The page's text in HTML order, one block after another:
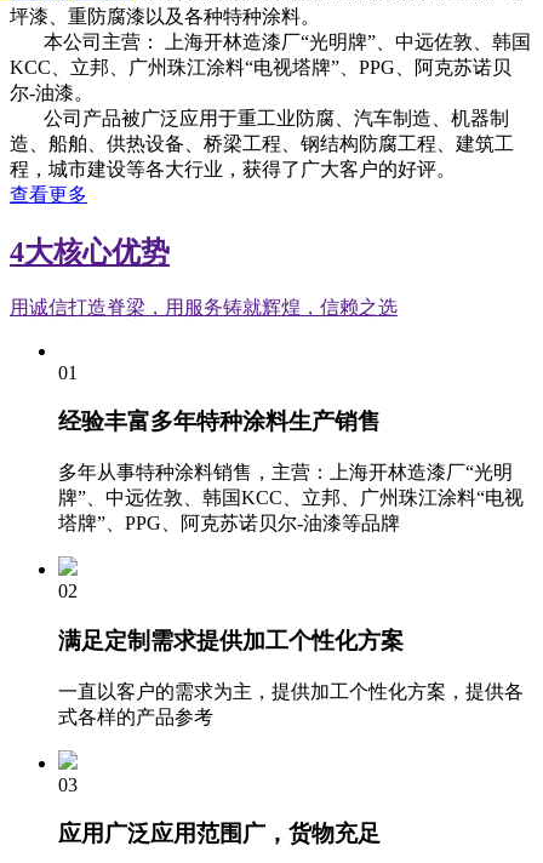
坪漆、重防腐漆以及各种特种涂料。
本公司主营： 上海开林造漆厂“光明牌”、中远佐敦、韩国
KCC、立邦、广州珠江涂料“电视塔牌”、PPG、阿克苏诺贝
尔-油漆。
公司产品被广泛应用于重工业防腐、汽车制造、机器制
造、船舶、供热设备、桥梁工程、钢结构防腐工程、建筑工
程，城市建设等各大行业，获得了广大客户的好评。
查看更多
4大核心优势
用诚信打造脊梁，用服务铸就辉煌，信赖之选
01
经验丰富多年特种涂料生产销售
多年从事特种涂料销售，主营：上海开林造漆厂“光明
牌”、中远佐敦、韩国KCC、立邦、广州珠江涂料“电视
塔牌”、PPG、阿克苏诺贝尔-油漆等品牌
02
满足定制需求提供加工个性化方案
一直以客户的需求为主，提供加工个性化方案，提供各
式各样的产品参考
03
应用广泛应用范围广，货物充足